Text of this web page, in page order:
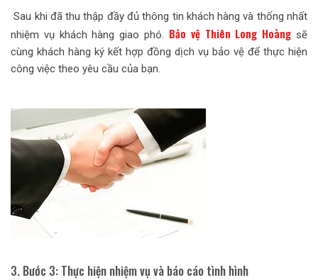
Sau khi đã thu thập đầy đủ thông tin khách hàng và thống nhất
nhiệm vụ khách hàng giao phó. Bảo vệ Thiên Long Hoàng sẽ
cùng khách hàng ký kết hợp đồng dịch vụ bảo vệ để thực hiện
công việc theo yêu cầu của bạn.
3. Bước 3: Thực hiện nhiệm vụ và báo cáo tình hình